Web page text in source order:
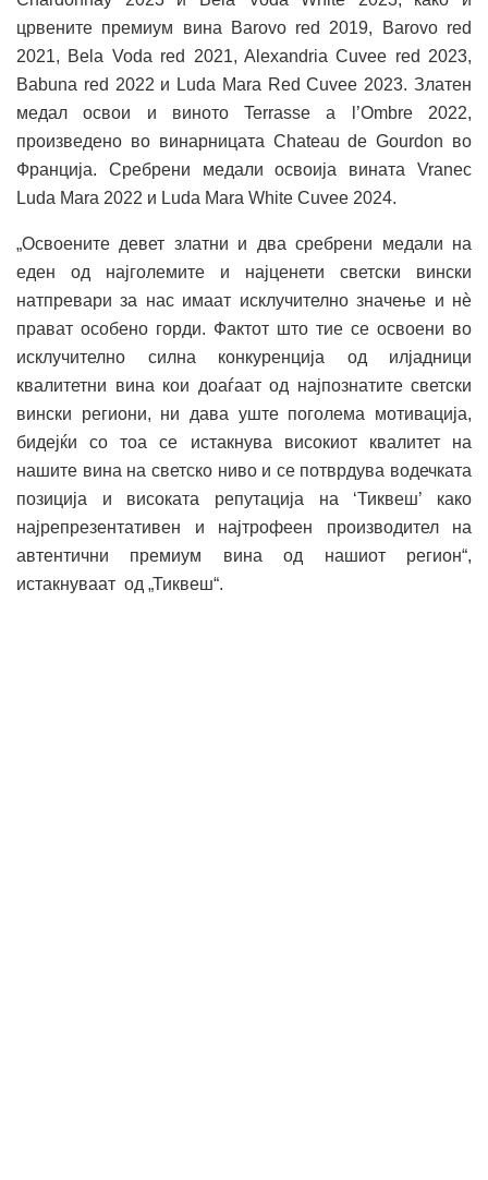
црвените премиум вина Barovo red 2019, Barovo red
2021, Bela Voda red 2021, Alexandria Cuvee red 2023,
Babuna red 2022 и Luda Mara Red Cuvee 2023. Златен
медал освои и виното Terrasse a l’Ombre 2022,
произведено во винарницата Chateau de Gourdon во
Франција. Сребрени медали освоија вината Vranec
Luda Mara 2022 и Luda Mara White Cuvee 2024.
„Освоените девет златни и два сребрени медали на
еден од најголемите и најценети светски вински
натпревари за нас имаат исклучително значење и нѐ
прават особено горди. Фактот што тие се освоени во
исклучително силна конкуренција од илјадници
квалитетни вина кои доаѓаат од најпознатите светски
вински региони, ни дава уште поголема мотивација,
бидејќи со тоа се истакнува високиот квалитет на
нашите вина на светско ниво и се потврдува водечката
позиција и високата репутација на ‘Тиквеш’ како
најрепрезентативен и најтрофеен производител на
автентични премиум вина од нашиот регион“,
истакнуваат од „Тиквеш“.